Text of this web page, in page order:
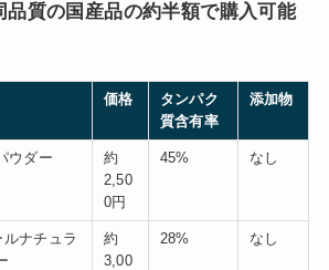
品質の国産品の約半額で購入可能
価格
タンパク
質含有率
添加物
ウダー
約
2,50
0円
45% なし
ナチュラ
約
3,00
28% なし